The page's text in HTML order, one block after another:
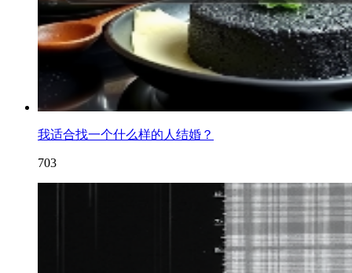
我适合找一个什么样的人结婚？
703